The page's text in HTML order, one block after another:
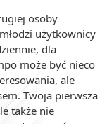
osoby
użytkownicy
dla
może być nieco
ale
Twoja pierwsza
także nie